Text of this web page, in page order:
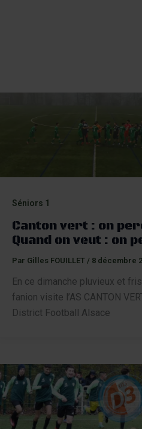
Séniors 1
Canton vert : on
Quand on veut : on
Par Gilles FOUILLET / 8 décembre
En ce dimanche pluvieux et
fanion visite l’AS CANTON
District Football Alsace